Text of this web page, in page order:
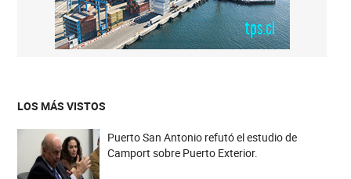
LOS MÁS VISTOS
Puerto San Antonio refutó el estudio de
Camport sobre Puerto Exterior.